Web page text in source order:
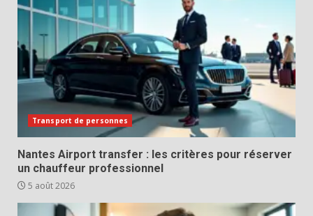
Transport de personnes
Nantes Airport transfer : les critères pour réserver
un chauffeur professionnel
5 août 2026